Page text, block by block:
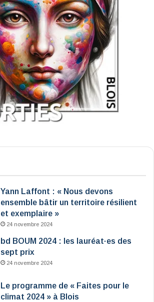
Yann Laffont : « Nous devons
ensemble bâtir un territoire résilient
et exemplaire »
24 novembre 2024
bd BOUM 2024 : les lauréat·es des
sept prix
24 novembre 2024
Le programme de « Faites pour le
climat 2024 » à Blois